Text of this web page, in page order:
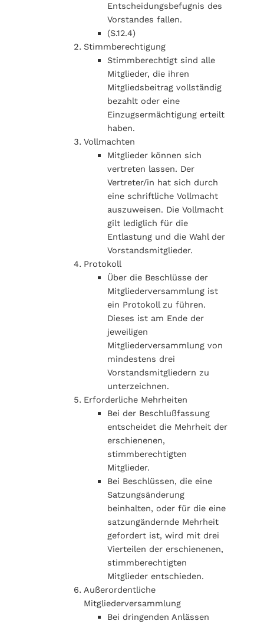
Entscheidungsbefugnis des
Vorstandes fallen.
(S.12.4)
Stimmberechtigung
Stimmberechtigt sind alle
Mitglieder, die ihren
Mitgliedsbeitrag vollständig
bezahlt oder eine
Einzugsermächtigung erteilt
haben.
Vollmachten
Mitglieder können sich
vertreten lassen. Der
Vertreter/in hat sich durch
eine schriftliche Vollmacht
auszuweisen. Die Vollmacht
gilt lediglich für die
Entlastung und die Wahl der
Vorstandsmitglieder.
Protokoll
Über die Beschlüsse der
Mitgliederversammlung ist
ein Protokoll zu führen.
Dieses ist am Ende der
jeweiligen
Mitgliederversammlung von
mindestens drei
Vorstandsmitgliedern zu
unterzeichnen.
Erforderliche Mehrheiten
Bei der Beschlußfassung
entscheidet die Mehrheit der
erschienenen,
stimmberechtigten
Mitglieder.
Bei Beschlüssen, die eine
Satzungsänderung
beinhalten, oder für die eine
satzungändernde Mehrheit
gefordert ist, wird mit drei
Vierteilen der erschienenen,
stimmberechtigten
Mitglieder entschieden.
Außerordentliche
Mitgliederversammlung
Bei dringenden Anlässen